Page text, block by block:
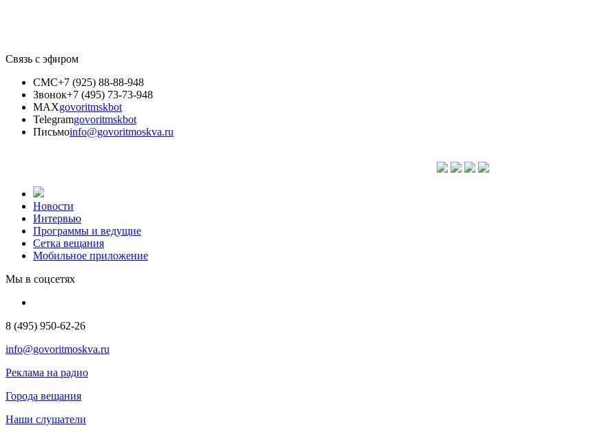
Связь с эфиром
СМС+7 (925) 88-88-948
Звонок+7 (495) 73-73-948
MAXgovoritmskbot
Telegramgovoritmskbot
Письмоinfo@govoritmoskva.ru
Новости
Интервью
Программы и ведущие
Сетка вещания
Мобильное приложение
Мы в соцсетях
8 (495) 950-62-26
info@govoritmoskva.ru
Реклама на радио
Города вещания
Наши слушатели